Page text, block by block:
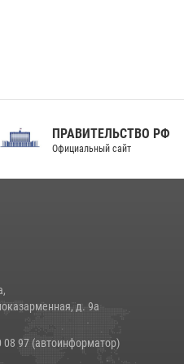
РФ
сайт
д. 9а
08 97 (автоинформатор)